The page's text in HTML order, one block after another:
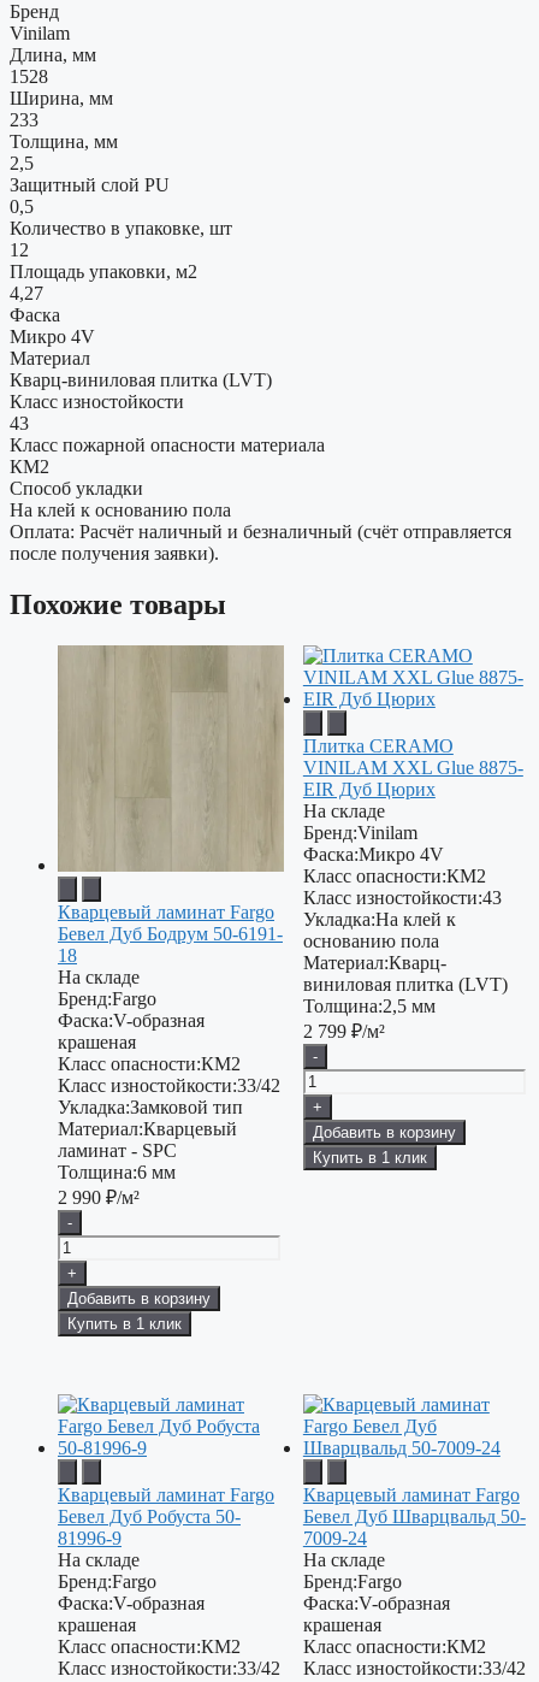
Бренд
Vinilam
Длина, мм
1528
Ширина, мм
233
Толщина, мм
2,5
Защитный слой PU
0,5
Количество в упаковке, шт
12
Площадь упаковки, м2
4,27
Фаска
Микро 4V
Материал
Кварц-виниловая плитка (LVT)
Класс изностойкости
43
Класс пожарной опасности материала
КМ2
Способ укладки
На клей к основанию пола
Оплата: Расчёт наличный и безналичный (счёт отправляется
после получения заявки).
Похожие товары
Кварцевый ламинат Fargo
Бевел Дуб Бодрум 50-6191-
18
На складе
Бренд:Fargo
Фаска:V-образная
крашеная
Класс опасности:КМ2
Класс изностойкости:33/42
Укладка:Замковой тип
Материал:Кварцевый
ламинат - SPC
Толщина:6 мм
2 990 ₽/м²
-
+
Добавить в корзину
Купить в 1 клик
Плитка CERAMO
VINILAM XXL Glue 8875-
EIR Дуб Цюрих
На складе
Бренд:Vinilam
Фаска:Микро 4V
Класс опасности:КМ2
Класс изностойкости:43
Укладка:На клей к
основанию пола
Материал:Кварц-
виниловая плитка (LVT)
Толщина:2,5 мм
2 799 ₽/м²
-
+
Добавить в корзину
Купить в 1 клик
Кварцевый ламинат Fargo
Бевел Дуб Робуста 50-
81996-9
На складе
Бренд:Fargo
Фаска:V-образная
крашеная
Класс опасности:КМ2
Класс изностойкости:33/42
Кварцевый ламинат Fargo
Бевел Дуб Шварцвальд 50-
7009-24
На складе
Бренд:Fargo
Фаска:V-образная
крашеная
Класс опасности:КМ2
Класс изностойкости:33/42